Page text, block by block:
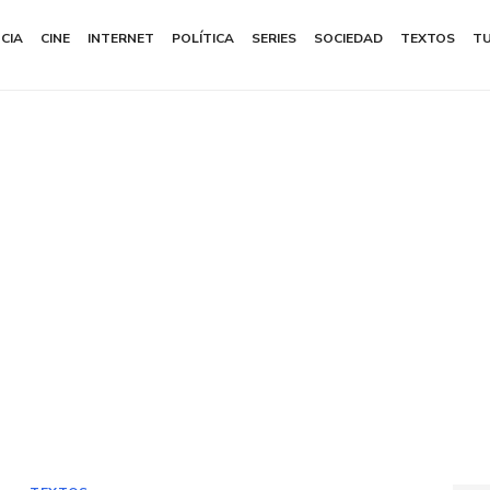
CINE INTERNET POLÍTICA SERIES SOCIEDAD TEXTOS